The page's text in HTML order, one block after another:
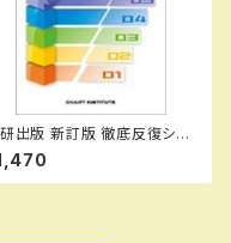
新訂版 徹底反復シリ
《5-STAGE》 英文法完成
1 新品 問題集本体の
別冊解答なし ISBN：978